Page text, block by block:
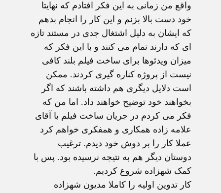
واقع من زمانی به این فکر افتادم که نهایتا
خود دست بالا بزنم و این کار را انجام بدهم
که ایشان به دلیل اشتغال جدی در مستند تازه
ای که دارند تمام می کنند و با این فکر که
میزان ویدئوها برای ساخت فیلم بلند کافی
نیست از پروژه کناره گیری کردند. ممکن
است دلایل دیگری هم داشته باشند که اگر
بخواهند خود توضیح خواهند داد. اما من که
فکر می کردم در جریان ساخت فیلم با آقای
علامه زاده همکاری و همفکری خواهم کرد
عملا کار را بر دوش خود دیدم. ترغیب
دوستان دیگر هم به نتیجه نرسیده بود. پس با
کمک شهزاده شروع کردیم.
کار تدوین اولیه را کاملا مدیون شهزاده